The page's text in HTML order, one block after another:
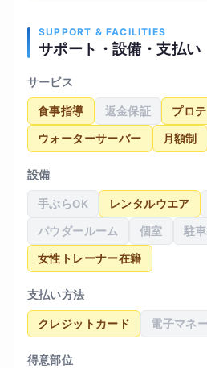
SUPPORT & FACILITIES
サポート・設備・支払い
サービス
食事指導 返金保証 プロ
ウォーターサーバー 月額制
設備
手ぶらOK レンタルウエア
パウダールーム 個室 駐
女性トレーナー在籍
支払い方法
クレジットカード 電子マネー
得意部位